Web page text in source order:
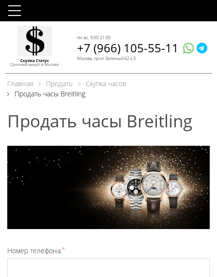
Скупка Статус
Срочный выкуп в Москве
пн-вс, 9:00-21:00
+7 (966) 105-55-11
Москва, пр-кт Зеленый 62 к.3
Главная Продать
Скупка часов
Продать часы Breitling
Продать часы Breitling
Номер телефона:*